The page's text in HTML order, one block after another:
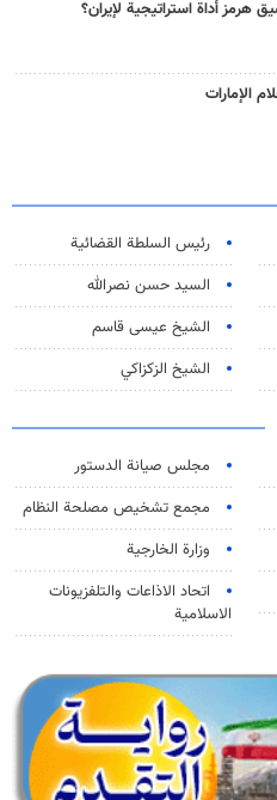
هرمز أداة استراتيجية لإيران؟
الإمارات
رئیس السلطة القضائیة
السيد حسن نصرالله
الشيخ عيسى قاسم
الشيخ الزكزاكي
مجلس صيانة الدستور
مجمع تشخيص مصلحة النظام
وزارة الخارجية
اتحاد الاذاعات والتلفزيونات
الاسلامية